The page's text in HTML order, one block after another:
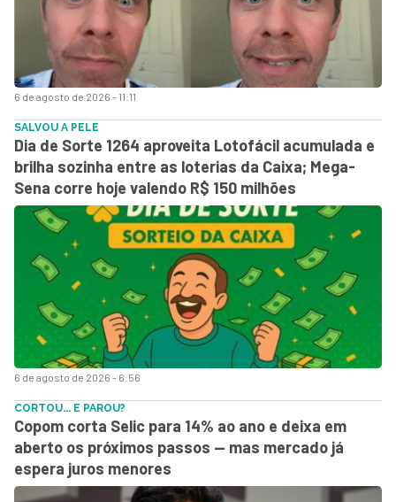
6 de agosto de 2026 - 11:11
6 de agosto de 2026 - 6:56
SALVOU A PELE
Dia de Sorte 1264 aproveita Lotofácil acumulada e
brilha sozinha entre as loterias da Caixa; Mega-
Sena corre hoje valendo R$ 150 milhões
CORTOU... E PAROU?
Copom corta Selic para 14% ao ano e deixa em
aberto os próximos passos — mas mercado já
espera juros menores